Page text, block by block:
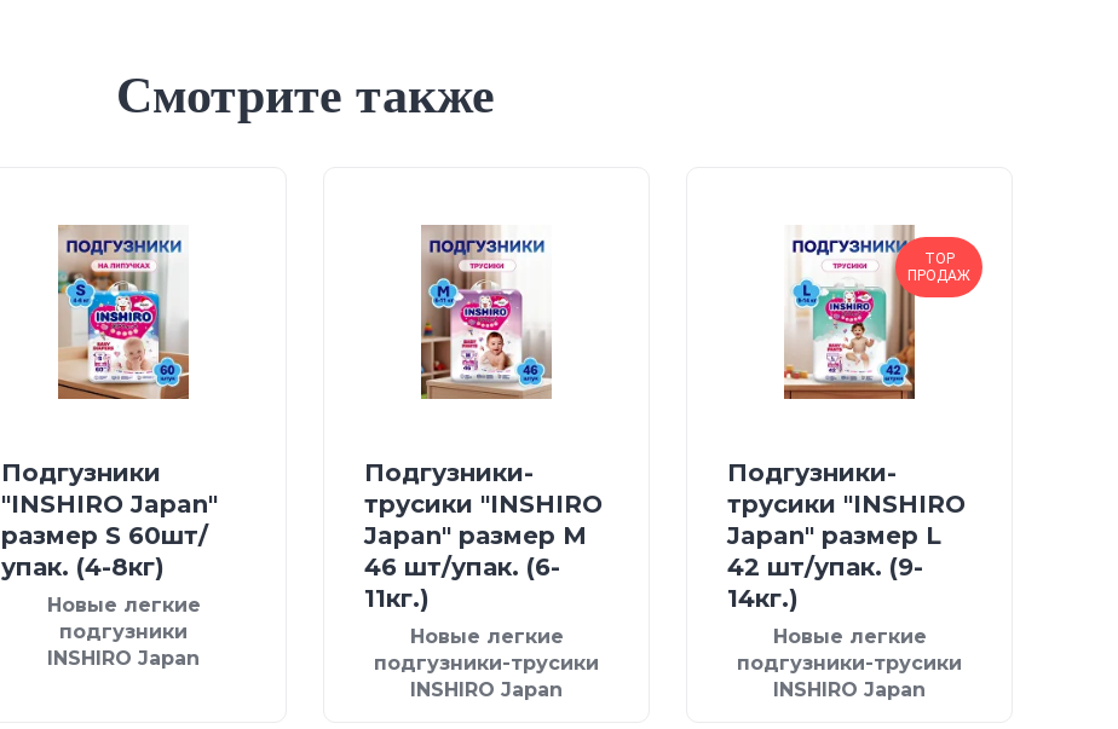
Смотрите также
Подгузники
"INSHIRO Japan"
размер S 60шт/
упак. (4-8кг)
Новые легкие
подгузники
INSHIRO Japan
Подгузники-
трусики "INSHIRO
Japan" размер М
46 шт/упак. (6-
11кг.)
Новые легкие
подгузники-трусики
INSHIRO Japan
TOP
ПРОДАЖ
Подгузники-
трусики "INSHIRO
Japan" размер L
42 шт/упак. (9-
14кг.)
Новые легкие
подгузники-трусики
INSHIRO Japan